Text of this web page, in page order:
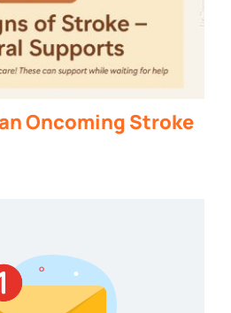
an Oncoming Stroke